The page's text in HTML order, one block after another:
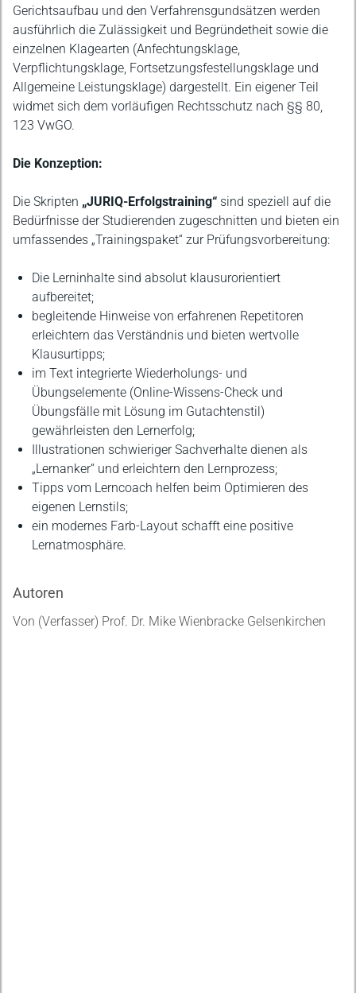
Gerichtsaufbau und den Verfahrensgundsätzen werden
ausführlich die Zulässigkeit und Begründetheit sowie die
einzelnen Klagearten (Anfechtungsklage,
Verpflichtungsklage, Fortsetzungsfestellungsklage und
Allgemeine Leistungsklage) dargestellt. Ein eigener Teil
widmet sich dem vorläufigen Rechtsschutz nach §§ 80,
123 VwGO.
Die Konzeption:
Die Skripten „JURIQ-Erfolgstraining“ sind speziell auf die
Bedürfnisse der Studierenden zugeschnitten und bieten ein
umfassendes „Trainingspaket“ zur Prüfungsvorbereitung:
Die Lerninhalte sind absolut klausurorientiert
aufbereitet;
begleitende Hinweise von erfahrenen Repetitoren
erleichtern das Verständnis und bieten wertvolle
Klausurtipps;
im Text integrierte Wiederholungs- und
Übungselemente (Online-Wissens-Check und
Übungsfälle mit Lösung im Gutachtenstil)
gewährleisten den Lernerfolg;
Illustrationen schwieriger Sachverhalte dienen als
„Lernanker“ und erleichtern den Lernprozess;
Tipps vom Lerncoach helfen beim Optimieren des
eigenen Lernstils;
ein modernes Farb-Layout schafft eine positive
Lernatmosphäre.
Autoren
Von (Verfasser) Prof. Dr. Mike Wienbracke Gelsenkirchen